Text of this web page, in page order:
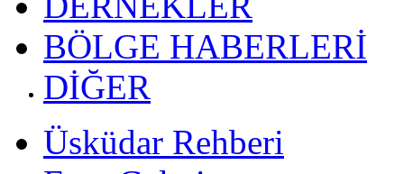
BÖLGE HABERLERİ
DİĞER
Üsküdar Rehberi